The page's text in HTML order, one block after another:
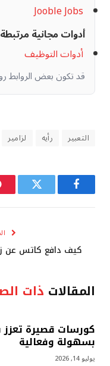
Jooble Jobs
أدوات مجانية مرتبطة
أدوات التوظيف
قد تكون بعض الروابط
التعبير رأيه لزامير
فيسبوك تويتر
كيف دافع كاتس عن
المقالات ذات
كورسات قصيرة
بسهولة وفعالية
يوليو 14, 2026